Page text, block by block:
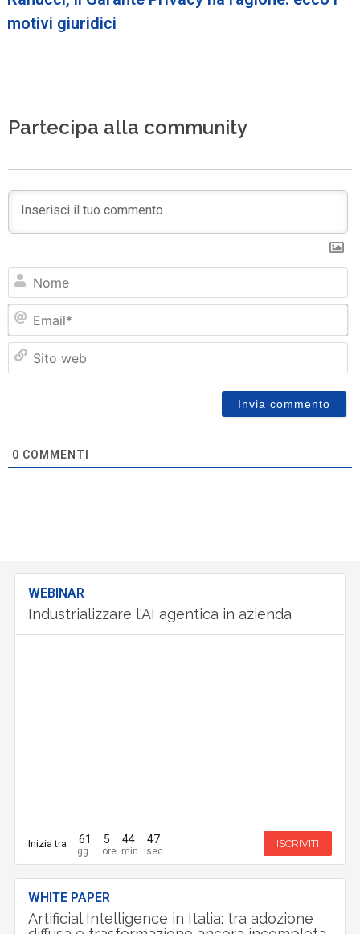
motivi giuridici
Partecipa alla community
0 COMMENTI
WEBINAR
Industrializzare l'AI agentica in azienda
Inizia tra 61 5 44 46 ISCRIVITI
WHITE PAPER
Artificial Intelligence in Italia: tra adozione